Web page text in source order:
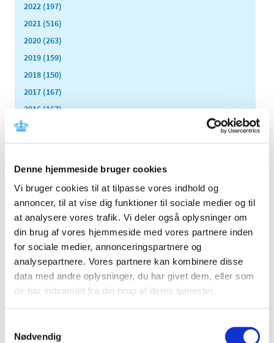
Denne hjemmeside bruger cookies
Vi bruger cookies til at tilpasse vores indhold og
annoncer, til at vise dig funktioner til sociale medier og til
at analysere vores trafik. Vi deler også oplysninger om
din brug af vores hjemmeside med vores partnere inden
for sociale medier, annonceringspartnere og
analysepartnere. Vores partnere kan kombinere disse
data med andre oplysninger, du har givet dem, eller som
de har indsamlet fra din brug af deres tjenester.
Nødvendig
2022 (197)
2021 (516)
2020 (263)
2019 (159)
2018 (150)
2017 (167)
2016 (167)
2015 (33)
2014 (44)
november (3)
oktober (1)
september (7)
august (4)
juli (2)
maj (2)
april (2)
januar (3)